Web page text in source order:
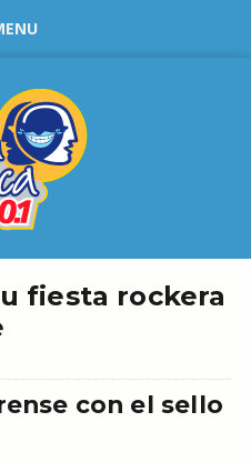
fiesta rockera
con el sello